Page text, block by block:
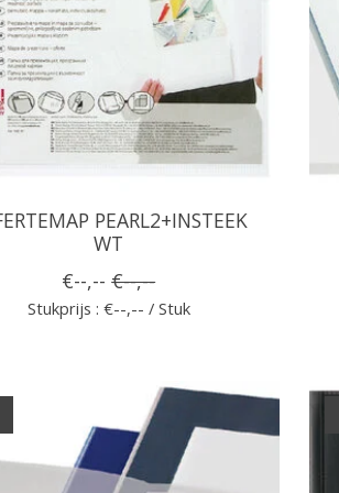
PEARL2+INSTEEK
WT
€--,-- €--,--
Stukprijs : €--,-- / Stuk